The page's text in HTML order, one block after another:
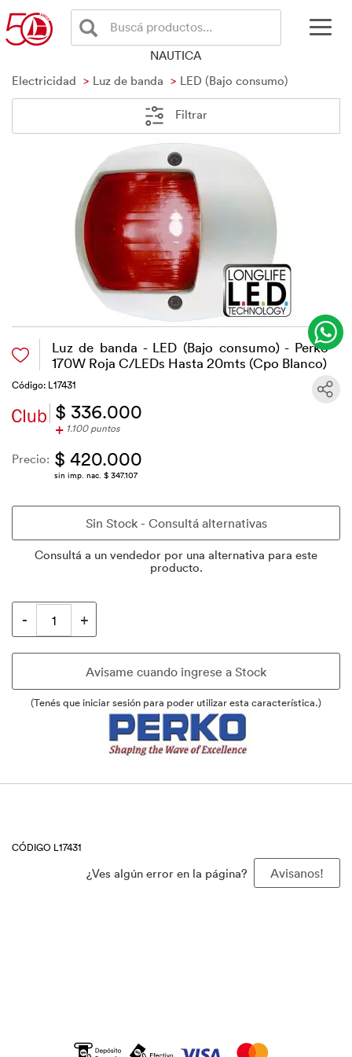
Buscá productos...
NAUTICA
Electricidad
Luz de banda LED (Bajo consumo)
Filtrar
Luz de banda - LED (Bajo consumo) - Perko
170W Roja C/LEDs Hasta 20mts (Cpo Blanco)
Código: L17431
$ 336.000
+ 1.100 puntos
Precio: $ 420.000
sin imp. nac. $ 347.107
Consultá a un vendedor por una alternativa para este
producto.
(Tenés que iniciar sesión para poder utilizar esta característica.)
CÓDIGO L17431
¿Ves algún error en la página? Avisanos!